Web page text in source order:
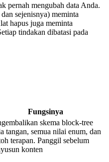
pernah mengubah data Anda.
sejenisnya) meminta
hapus juga meminta
tindakan dibatasi pada
Fungsinya
skema block-tree
tangan, semua nilai enum, dan
terapan. Panggil sebelum
konten